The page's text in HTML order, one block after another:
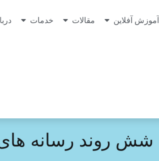
آموزش آفلاین مقالات خدمات
شش روند رسانه های